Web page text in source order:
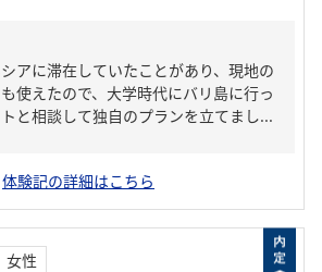
アに滞在していたことがあり、現地の
使えたので、大学時代にバリ島に行っ
と相談して独自のプランを立てまし...
体験記の詳細はこちら
女性